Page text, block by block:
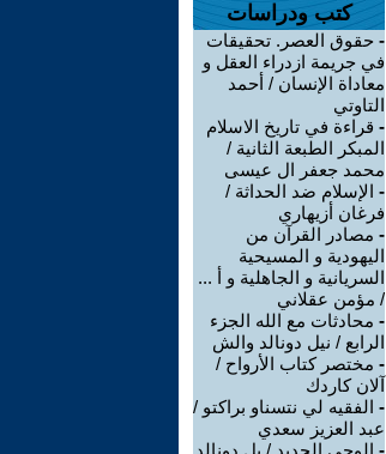
كتب ودراسات
- حقوق العصر. تحقيقات
في جريمة ازدراء العقل و
معاداة الإنسان / أحمد
التاوتي
- قراءة في تاريخ الاسلام
المبكر الطبعة الثانية /
محمد جعفر ال عيسى
- الإسلام ضد الحداثة /
فرغان أزيهاري
- مصادر القرآن من
اليهودية و المسيحية
السريانية و الجاهلية و أ ...
/ مؤمن عقلاني
- محادثات مع الله الجزء
الرابع / نيل دونالد والش
- مختصر كتاب الأرواح /
آلان كاردك
- الفقيه لي نتسناو براكتو /
عبد العزيز سعدي
- الوحي الجديد / يل دونالد